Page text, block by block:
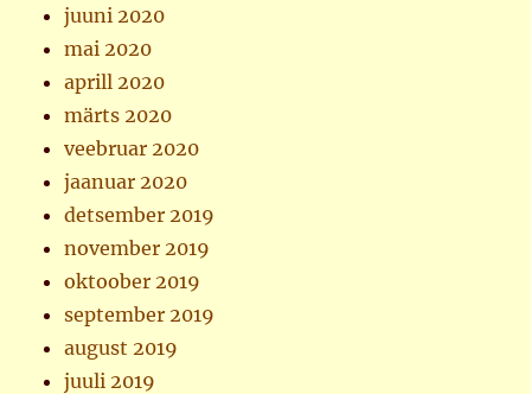
juuni 2020
mai 2020
aprill 2020
märts 2020
veebruar 2020
jaanuar 2020
detsember 2019
november 2019
oktoober 2019
september 2019
august 2019
juuli 2019